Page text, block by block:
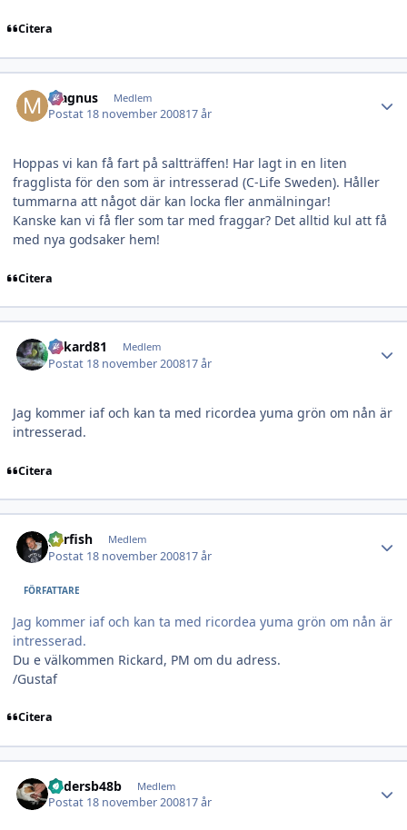
Citera
Magnus Medlem
Postat 18 november 200817 år
Hoppas vi kan få fart på saltträffen! Har lagt in en liten
fragglista för den som är intresserad (C-Life Sweden). Håller
tummarna att något där kan locka fler anmälningar!
Kanske kan vi få fler som tar med fraggar? Det alltid kul att få
med nya godsaker hem!
Citera
rickard81 Medlem
Postat 18 november 200817 år
Jag kommer iaf och kan ta med ricordea yuma grön om nån är
intresserad.
Citera
garfish Medlem
Postat 18 november 200817 år
FÖRFATTARE
Jag kommer iaf och kan ta med ricordea yuma grön om nån är
intresserad.
Du e välkommen Rickard, PM om du adress.
/Gustaf
Citera
andersb48b Medlem
Postat 18 november 200817 år